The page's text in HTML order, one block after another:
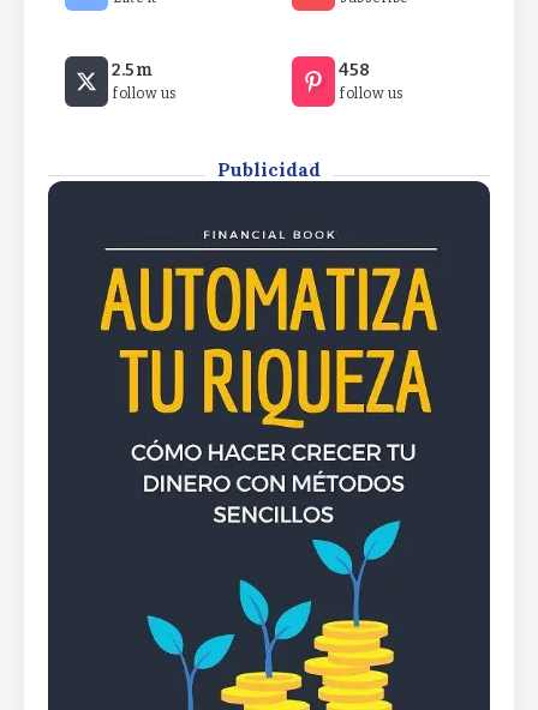
Best Free Activity
Rafael Martín F.Matthew Tuttle on Investing in AI
InfrastructureMatthew Tuttle on
Investing in AI InfrastructureMatthew
ByRafael Martín F.
2.5m
follow us
458
follow us
Publicidad